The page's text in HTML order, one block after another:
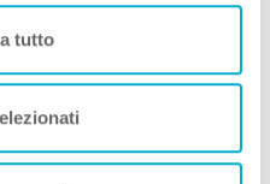
tutto